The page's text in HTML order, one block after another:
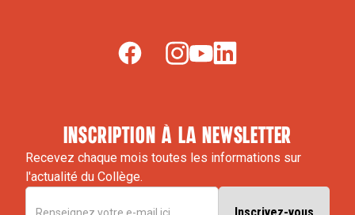
inscription à la newsletter
Recevez chaque mois toutes les informations sur
l'actualité du Collège.